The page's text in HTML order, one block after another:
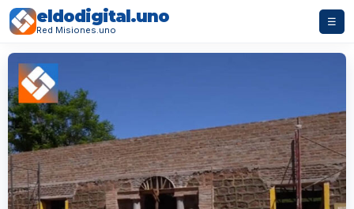
eldodigital.uno
Red Misiones.uno
☰